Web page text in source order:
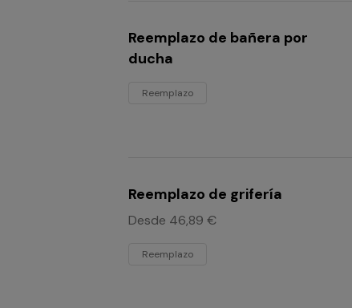
Reemplazo de bañera por
ducha
Reemplazo
Reemplazo de grifería
Desde 46,89 €
Reemplazo